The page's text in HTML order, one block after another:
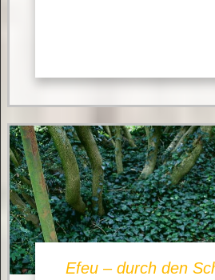
Efeu – durch den